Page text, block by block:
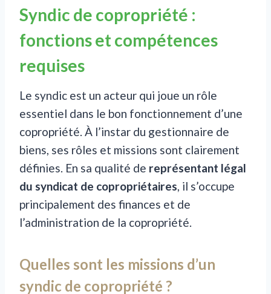
Syndic de copropriété :
fonctions et compétences
requises
Le syndic est un acteur qui joue un rôle
essentiel dans le bon fonctionnement d’une
copropriété. À l’instar du gestionnaire de
biens, ses rôles et missions sont clairement
définies. En sa qualité de représentant légal
du syndicat de copropriétaires, il s’occupe
principalement des finances et de
l’administration de la copropriété.
Quelles sont les missions d’un
syndic de copropriété ?